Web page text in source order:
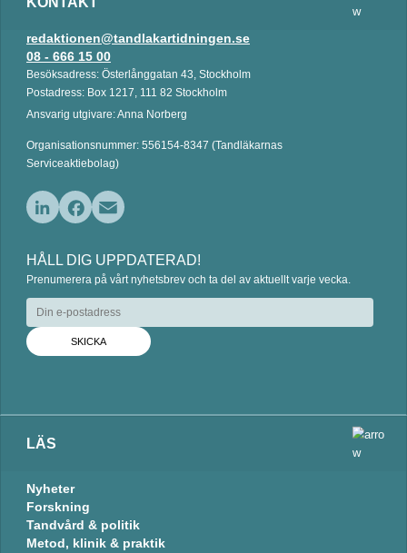
redaktionen@tandlakartidningen.se
08 - 666 15 00
Besöksadress: Österlånggatan 43, Stockholm
Postadress: Box 1217, 111 82 Stockholm
Ansvarig utgivare: Anna Norberg
Organisationsnummer: 556154-8347 (Tandläkarnas
Serviceaktiebolag)
n
k
n
c
e
o
o
k
a
i
HÅLL DIG UPPDATERAD!
Prenumerera på vårt nyhetsbrev och ta del av aktuellt varje vecka.
LÄS
Nyheter
Forskning
Tandvård & politik
Metod, klinik & praktik